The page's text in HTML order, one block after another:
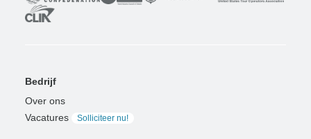
Bedrijf
Over ons
Vacatures
Solliciteer nu!